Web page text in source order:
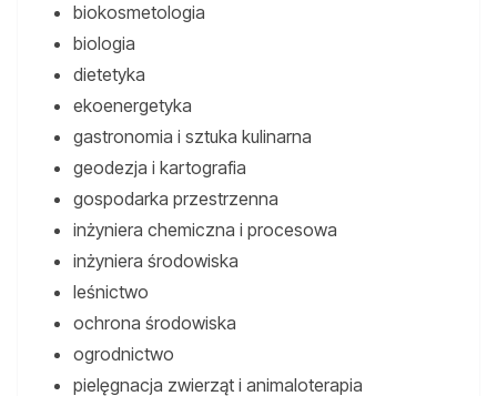
biokosmetologia
biologia
dietetyka
ekoenergetyka
gastronomia i sztuka kulinarna
geodezja i kartografia
gospodarka przestrzenna
inżyniera chemiczna i procesowa
inżyniera środowiska
leśnictwo
ochrona środowiska
ogrodnictwo
pielęgnacja zwierząt i animaloterapia